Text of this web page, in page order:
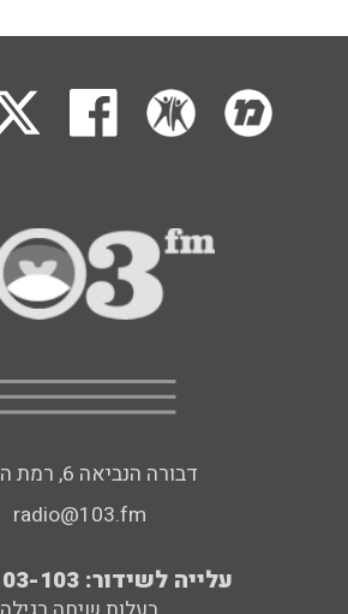
דבורה הנביאה 6, רמת השרון
radio@103.fm
עלייה לשידור: 0552-103-103